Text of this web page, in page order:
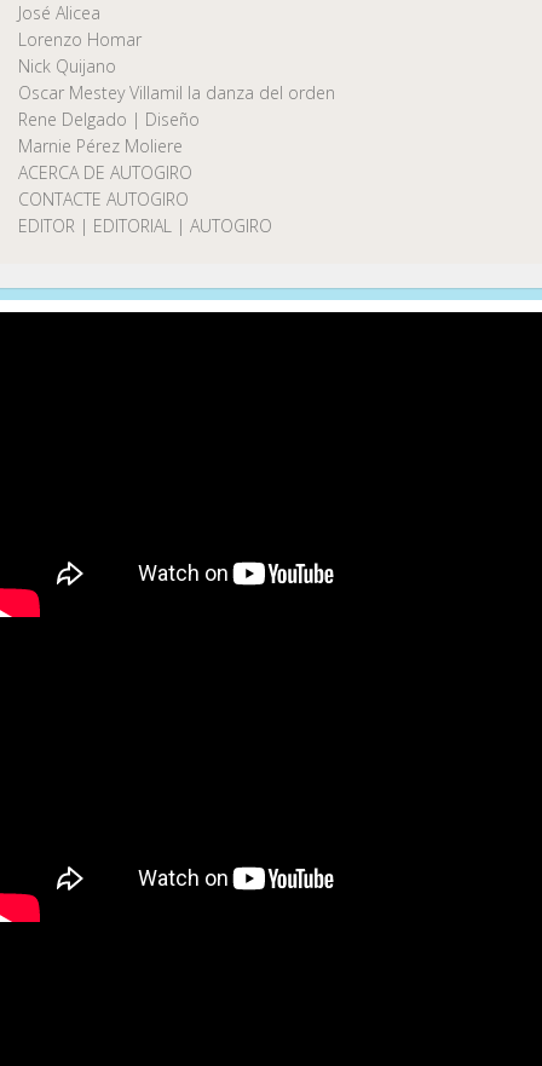
José Alicea
Lorenzo Homar
Nick Quijano
Oscar Mestey Villamil la danza del orden
Rene Delgado | Diseño
Marnie Pérez Moliere
ACERCA DE AUTOGIRO
CONTACTE AUTOGIRO
EDITOR | EDITORIAL | AUTOGIRO